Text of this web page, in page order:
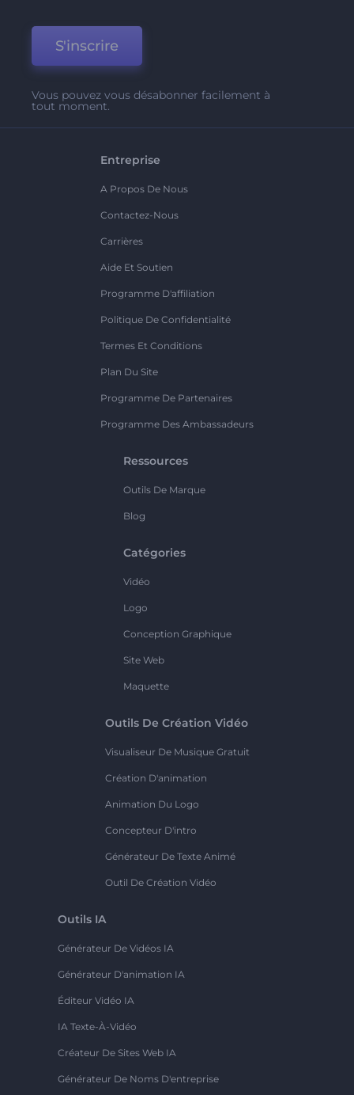
S'inscrire
Vous pouvez vous désabonner facilement à
tout moment.
Entreprise
A Propos De Nous
Contactez-Nous
Carrières
Aide Et Soutien
Programme D'affiliation
Politique De Confidentialité
Termes Et Conditions
Plan Du Site
Programme De Partenaires
Programme Des Ambassadeurs
Ressources
Outils De Marque
Blog
Catégories
Vidéo
Logo
Conception Graphique
Site Web
Maquette
Outils De Création Vidéo
Visualiseur De Musique Gratuit
Création D'animation
Animation Du Logo
Concepteur D'intro
Générateur De Texte Animé
Outil De Création Vidéo
Outils IA
Générateur De Vidéos IA
Générateur D'animation IA
Éditeur Vidéo IA
IA Texte-À-Vidéo
Créateur De Sites Web IA
Générateur De Noms D'entreprise